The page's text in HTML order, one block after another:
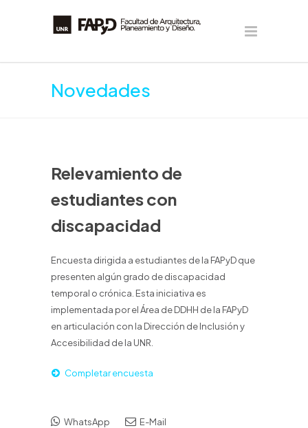
Novedades
Relevamiento de
estudiantes con
discapacidad
Encuesta dirigida a estudiantes de la FAPyD que
presenten algún grado de discapacidad
temporal o crónica. Esta iniciativa es
implementada por el Área de DDHH de la FAPyD
en articulación con la Dirección de Inclusión y
Accesibilidad de la UNR.
Completar encuesta
WhatsApp E-Mail